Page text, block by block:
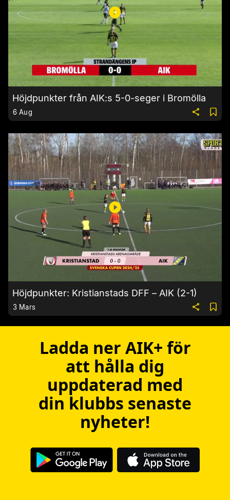
Höjdpunkter från AIK:s 5-0-seger i Bromölla
6 Aug
Höjdpunkter: Kristianstads DFF – AIK (2-1)
3 Mars
Ladda ner AIK+ för
att hålla dig
uppdaterad med
din klubbs senaste
nyheter!